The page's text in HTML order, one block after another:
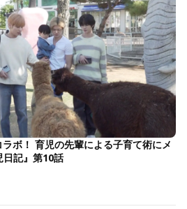
ボ！ 育児の先輩による子育て術にメ
記』第10話